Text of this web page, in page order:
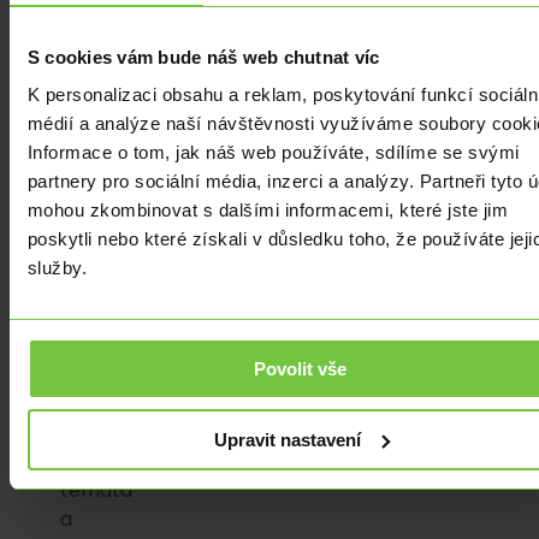
S cookies vám bude náš web chutnat víc
K personalizaci obsahu a reklam, poskytování funkcí
médií a analýze naší návštěvnosti využíváme soubory
Informace o tom, jak náš web používáte, sdílíme se svými
partnery pro sociální média, inzerci a analýzy. Partneři tyto
mohou zkombinovat s dalšími informacemi, které jste jim
poskytli nebo které získali v důsledku toho, že používáte
služby.
Povolit vše
Upravit nastavení
nic
zásadního
nečeká.
O
to
více
budou
trhy
dění
na
východě,
další
témata
a